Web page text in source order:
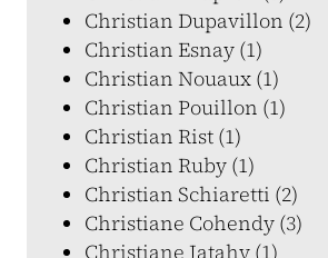
Christian Dupavillon (2)
Christian Esnay (1)
Christian Nouaux (1)
Christian Pouillon (1)
Christian Rist (1)
Christian Ruby (1)
Christian Schiaretti (2)
Christiane Cohendy (3)
Christiane Jatahy (1)